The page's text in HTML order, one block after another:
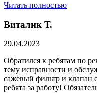
Читать полностью
Виталик Т.
29.04.2023
Обратился к ребятам по
тему исправности и
сажевый фильтр и клапан
ребята за работу!